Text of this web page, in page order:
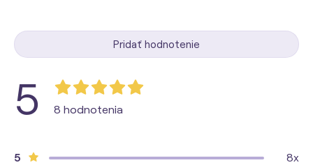
Pridať hodnotenie
5 8 hodnotenia
5
8x